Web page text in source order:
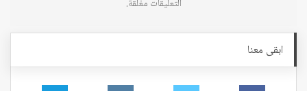
التعليقات مغلقة.
ابقى معنا